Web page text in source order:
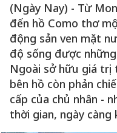
(Ngày Nay) - Từ
đến hồ Como thơ
động sản ven mặt
độ sống được
Ngoài sở hữu giá
bên hồ còn phản
cấp của chủ nhân -
thời gian, ngày